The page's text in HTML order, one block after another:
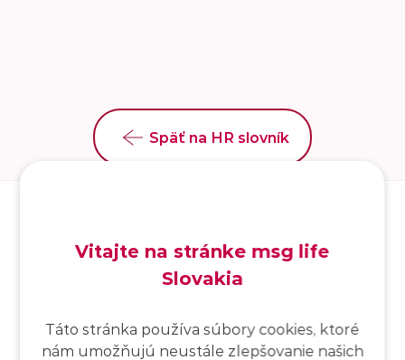
Späť na HR slovník
SK/EN/DE
Vitajte na stránke msg life
Slovakia
Táto stránka používa súbory cookies, ktoré
nám umožňujú neustále zlepšovanie našich